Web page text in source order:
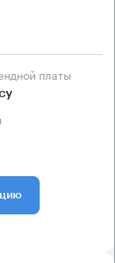
платы